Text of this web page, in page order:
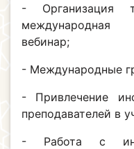
- Организация
международная
вебинар;
- Международные
- Привлечение
преподавателей в
- Работа с